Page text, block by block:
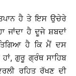
ਹੈ ਤੇ ਇਸ ਉਚੇਰੇ
ਜਾਂਦਾ ਹੈ ਦੂਜੇ ਸ਼ਬਦਾਂ
ਹੈ ਕਿ ਮੈਂ ਦਸ
ਗੁਰੂ ਗ੍ਰੰਥ ਸਾਹਿਬ
ਰਹਿਤ ਰੱਖਣ ਦੀ